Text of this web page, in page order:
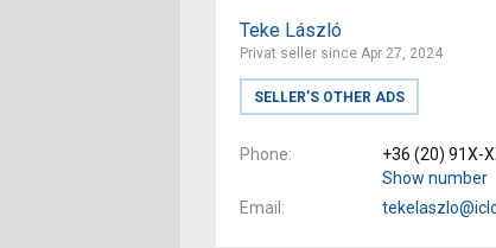
Teke László
Privat seller since Apr 27, 2024
SELLER’S OTHER ADS
Phone
+36 (20) 91X-
Show number
Email